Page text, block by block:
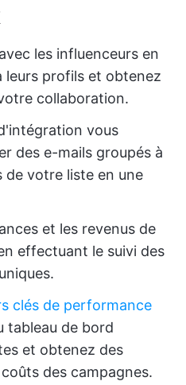
les influenceurs en
leurs profils et obtenez
collaboration.
vous
des e-mails groupés à
de votre liste en une
et les revenus de
effectuant le suivi des
clés de performance
tableau de bord
et obtenez des
des campagnes.